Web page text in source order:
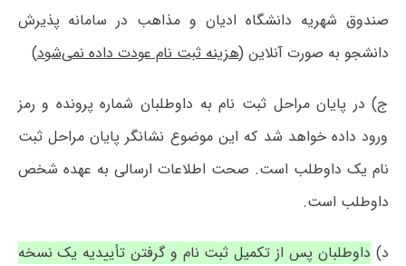
صندوق شهریه دانشگاه ادیان و مذاهب در سامانه پذیرش
دانشجو به صورت آنلاین (هزینه ثبت نام عودت داده نمی‌شود)
ج) در پایان مراحل ثبت نام به داوطلبان شماره پرونده و رمز
ورود داده خواهد شد که این موضوع نشانگر پایان مراحل ثبت
نام یک داوطلب است. صحت اطلاعات ارسالی به عهده شخص
داوطلب است.
د) داوطلبان پس از تکمیل ثبت نام و گرفتن تأییدیه یک نسخه